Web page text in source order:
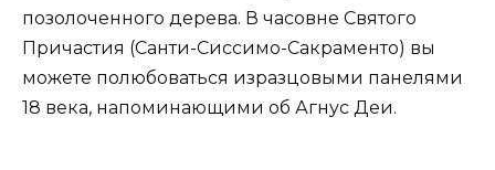
позолоченного дерева. В часовне Святого
Причастия (Санти-Сиссимо-Сакраменто) вы
можете полюбоваться изразцовыми панелями
18 века, напоминающими об Агнус Деи.